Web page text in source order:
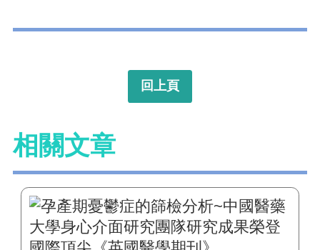
回上頁
相關文章